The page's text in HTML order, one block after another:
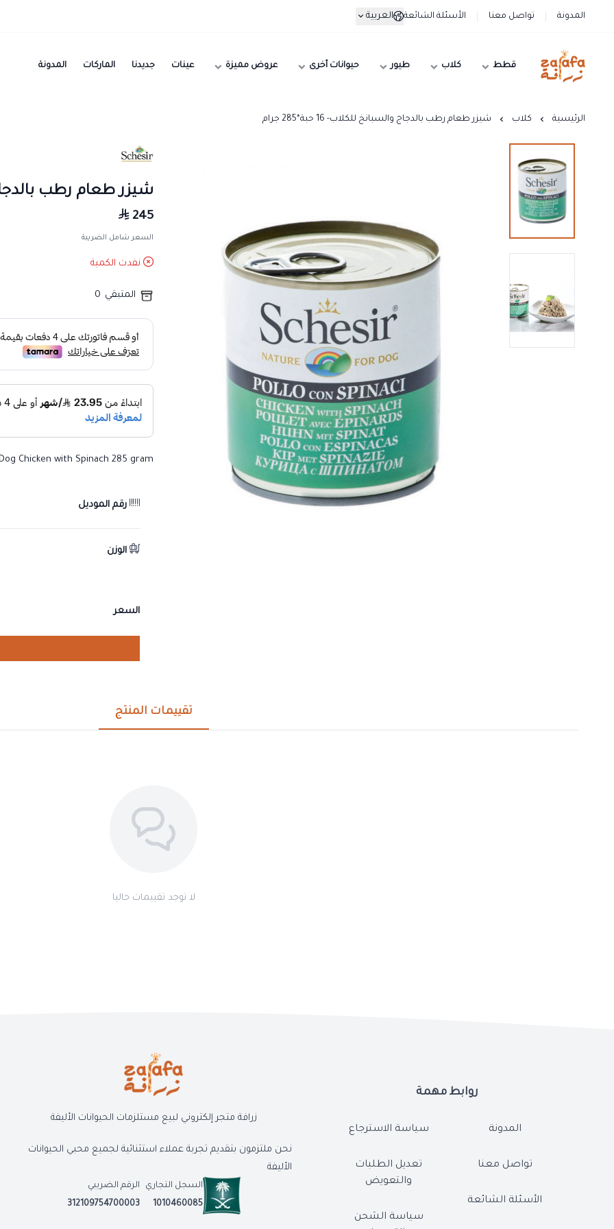
المدونة تواصل معنا الأسئلة الشائعة العربية
زرافة
قطط كلاب طيور حيوانات أخرى عروض مميزة عينات جديدنا الماركات المدونة
الرئيسية كلاب شيزر طعام رطب بالدجاج والسبانخ للكلاب- 16 حبة*285 جرام
شيزر طعام رطب بالدجاج
245
السعر شامل الضريبة
نفدت الكمية
المتبقي 0
Chicken with Spinach 285 gram
رقم الموديل
الوزن
السعر
تقييمات المنتج
لا توجد تقييمات حاليا
روابط مهمة
المدونة
تواصل معنا
الأسئلة الشائعة
سياسة الاسترجاع
تعديل الطلبات
والتعويض
سياسة الشحن
زرافة متجر إلكتروني لبيع مستلزمات الحيوانات الأليفة
نحن ملتزمون بتقديم تجربة عملاء استثنائية لجميع محبي الحيوانات
الأليفة
السجل التجاري
1010460085
الرقم الضريبي
312109754700003